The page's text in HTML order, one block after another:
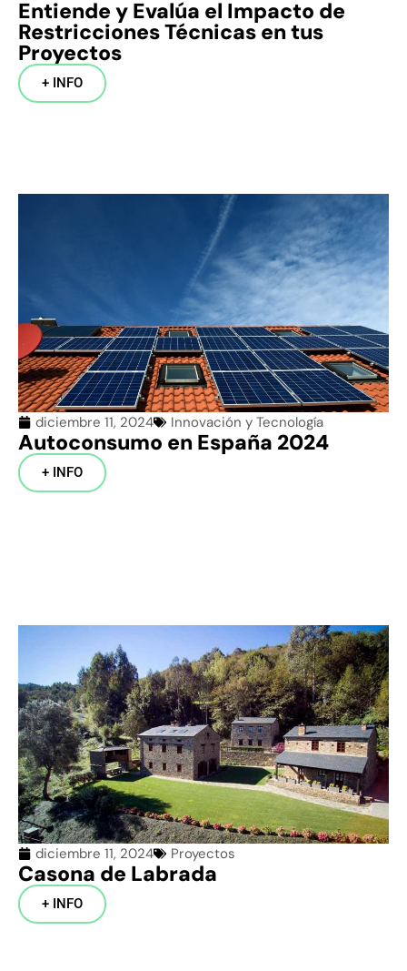
Entiende y Evalúa el Impacto de
Restricciones Técnicas en tus
Proyectos
+ INFO
diciembre 11, 2024 Innovación y Tecnología
Autoconsumo en España 2024
+ INFO
diciembre 11, 2024 Proyectos
Casona de Labrada
+ INFO